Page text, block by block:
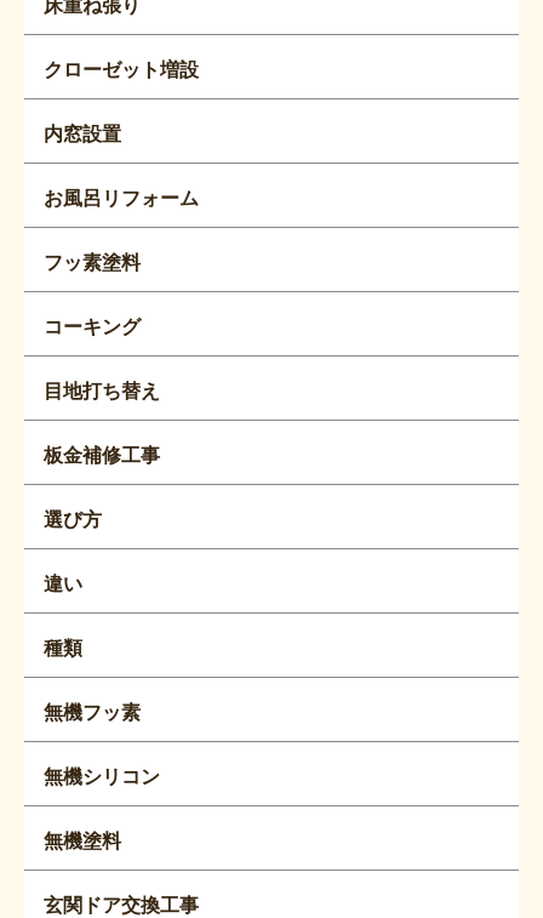
クローゼット増設
内窓設置
お風呂リフォーム
フッ素塗料
コーキング
目地打ち替え
板金補修工事
選び方
違い
種類
無機フッ素
無機シリコン
無機塗料
玄関ドア交換工事